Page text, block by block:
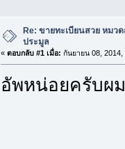
Re: ขายทะเบียนสวย หมว
ประมูล
« ตอบกลับ #1 เมื่อ: กันยายน 08, 2014,
อัพหน่อยครับผ